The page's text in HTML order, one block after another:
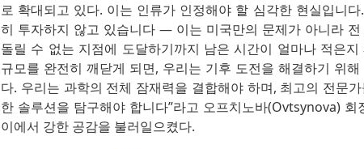
로 확대되고 있다. 이는 인류가 인정해야 할 심각한 현실입니
히 투자하지 않고 있습니다 — 이는 미국만의 문제가 아니라
돌릴 수 없는 지점에 도달하기까지 남은 시간이 얼마나 적은
규모를 완전히 깨닫게 되면, 우리는 기후 도전을 해결하기 위
다. 우리는 과학의 전체 잠재력을 결합해야 하며, 최고의 전문
한 솔루션을 탐구해야 합니다”라고 오프치노바(Ovtsynova)
이에서 강한 공감을 불러일으켰다.